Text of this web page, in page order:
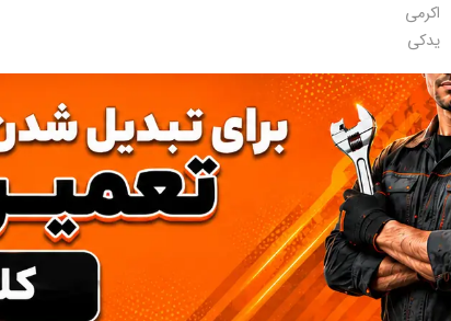
اکرمی
یدکی